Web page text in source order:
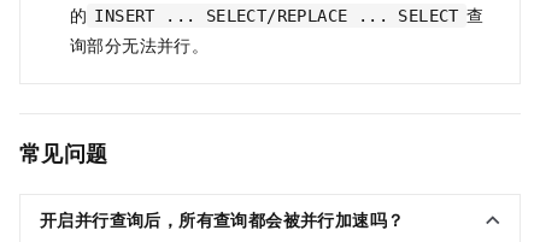
的 INSERT ... SELECT/REPLACE ... SELECT 查
询部分无法并行。
常见问题
开启并行查询后，所有查询都会被并行加速吗？